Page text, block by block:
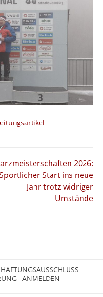
2026:
Sportlicher Start ins neue
Jahr trotz widriger
Umstände
ANMELDEN